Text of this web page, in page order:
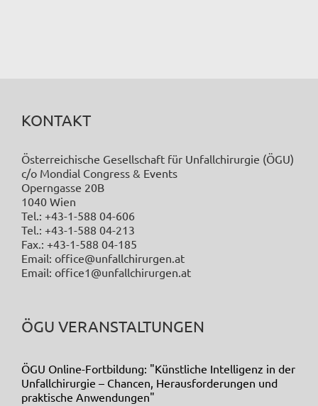
KONTAKT
Österreichische Gesellschaft für Unfallchirurgie (ÖGU)
c/o Mondial Congress & Events
Operngasse 20B
1040 Wien
Tel.: +43-1-588 04-606
Tel.: +43-1-588 04-213
Fax.: +43-1-588 04-185
Email: office@unfallchirurgen.at
Email: office1@unfallchirurgen.at
ÖGU VERANSTALTUNGEN
ÖGU Online-Fortbildung: "Künstliche Intelligenz in der
Unfallchirurgie – Chancen, Herausforderungen und
praktische Anwendungen"